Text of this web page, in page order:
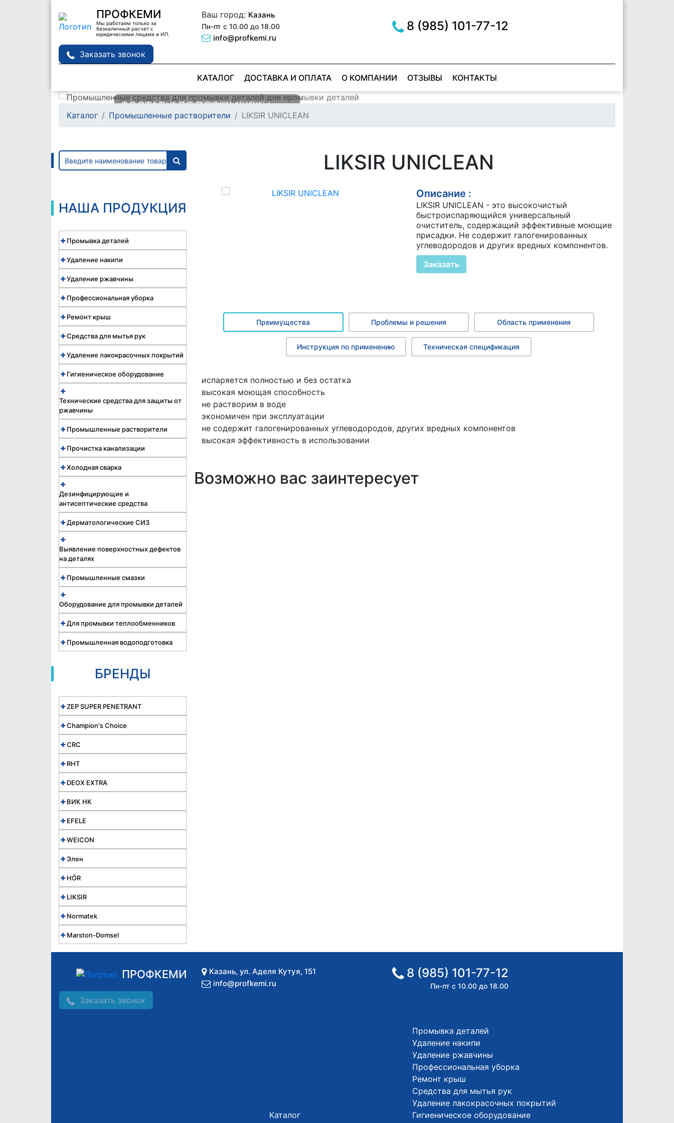
ПРОФКЕМИ
Мы работаем только за
безналичный расчет с
юридическими лицами и ИП.
Ваш город: Казань
Пн-пт с 10.00 до 18.00
info@profkemi.ru
8 (985) 101-77-12
Заказать звонок
КАТАЛОГ ДОСТАВКА И ОПЛАТА О КОМПАНИИ ОТЗЫВЫ КОНТАКТЫ
СОСТАВЫ ДЛЯ ПРОМЫВКИ
ТЕПЛООБМЕННИКОВ
СОСТАВ ДЛЯ ПРОМЫВКИ
ДЕТАЛЕЙ MANPOWER RED
Каталог Промышленные растворители LIKSIR UNICLEAN
НАША ПРОДУКЦИЯ
Промывка деталей
Удаление накипи
Удаление ржавчины
Профессиональная уборка
Ремонт крыш
Средства для мытья рук
Удаление лакокрасочных покрытий
Гигиеническое оборудование
Технические средства для защиты от
ржавчины
Промышленные растворители
Прочистка канализации
Холодная сварка
Дезинфицирующие и
антисептические средства
Дерматологические СИЗ
Выявление поверхностных дефектов
на деталях
Промышленные смазки
Оборудование для промывки деталей
Для промывки теплообменников
Промышленная водоподготовка
БРЕНДЫ
ZEP SUPER PENETRANT
Champion's Choice
CRC
RHT
DEOX EXTRA
ВИК НК
EFELE
WEICON
Элен
HÖR
LIKSIR
Normatek
Marston-Domsel
LIKSIR UNICLEAN
Описание :
LIKSIR UNICLEAN - это высокочистый
быстроиспаряющийся универсальный
очиститель, содержащий эффективные моющие
присадки. Не содержит галогенированных
углеводородов и других вредных компонентов.
Заказать
Преимущества Проблемы и решения Область применения
Инструкция по применению Техническая спецификация
испаряется полностью и без остатка
высокая моющая способность
не растворим в воде
экономичен при эксплуатации
не содержит галогенированных углеводородов, других вредных компонентов
высокая эффективность в использовании
Возможно вас заинтересует
ПРОФКЕМИ Казань, ул. Аделя Кутуя, 151
info@profkemi.ru
8 (985) 101-77-12
Пн-пт с 10.00 до 18.00
Заказать звонок
Каталог
Промывка деталей
Удаление накипи
Удаление ржавчины
Профессиональная уборка
Ремонт крыш
Средства для мытья рук
Удаление лакокрасочных покрытий
Гигиеническое оборудование